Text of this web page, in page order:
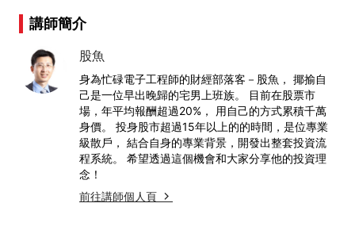
講師簡介
股魚
身為忙碌電子工程師的財經部落客－股魚， 揶揄自
己是一位早出晚歸的宅男上班族。 目前在股票市
場，年平均報酬超過20%， 用自己的方式累積千萬
身價。 投身股市超過15年以上的的時間，是位專業
級散戶， 結合自身的專業背景，開發出整套投資流
程系統。 希望透過這個機會和大家分享他的投資理
念！
前往講師個人頁